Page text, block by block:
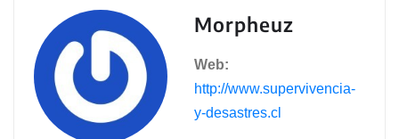
Morpheuz
Web:
http://www.supervivencia-
y-desastres.cl